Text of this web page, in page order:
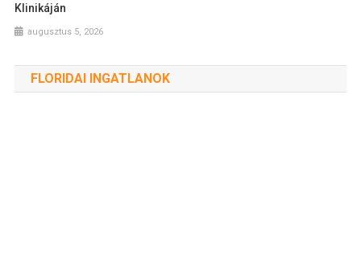
Klinikáján
augusztus 5, 2026
FLORIDAI INGATLANOK